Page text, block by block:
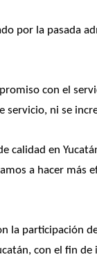
por la pasada
con el
servicio, ni se
calidad en
a hacer más
la participación
con el fin